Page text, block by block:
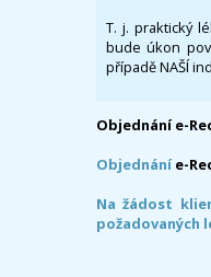
T. j. praktický
bude úkon
případě NAŠÍ
Objednání e-
Objednáníe-
Na žádost
požadovaných